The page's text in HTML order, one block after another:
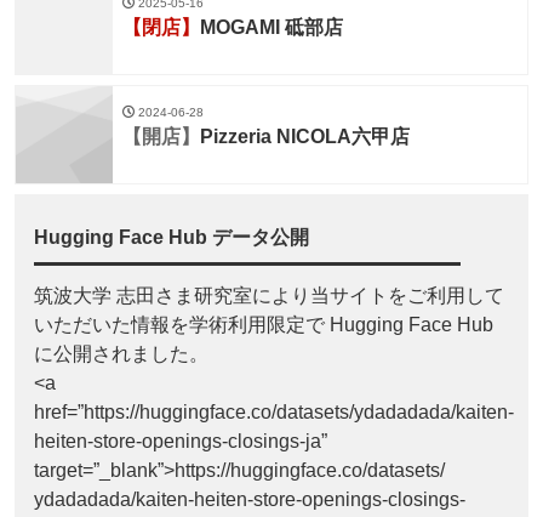
2025-05-16
【閉店】 MOGAMI 砥部店
2024-06-28
【開店】 Pizzeria NICOLA六甲店
Hugging Face Hub データ公開
筑波大学 志田さま研究室により当サイトをご利用して
いただいた情報を学術利用限定で Hugging Face Hub
に公開されました。
<a
href=”https://huggingface.co/datasets/ydadadada/kaiten-
heiten-store-openings-closings-ja”
target=”_blank”>https://huggingface.co/datasets/
ydadadada/kaiten-heiten-store-openings-closings-